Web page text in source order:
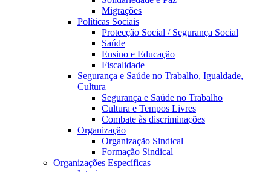
Migrações
Políticas Sociais
Protecção Social / Segurança Social
Saúde
Ensino e Educação
Fiscalidade
Segurança e Saúde no Trabalho, Igualdade,
Cultura
Segurança e Saúde no Trabalho
Cultura e Tempos Livres
Combate às discriminações
Organização
Organização Sindical
Formação Sindical
Organizações Específicas